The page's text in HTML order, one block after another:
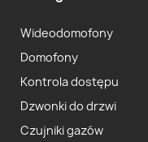
Wideodomofony
Domofony
Kontrola dostępu
Dzwonki do drzwi
Czujniki gazów